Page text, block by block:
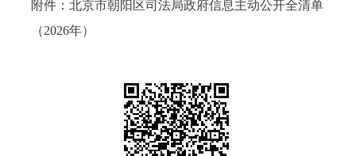
附件： 北京市朝阳区司法局政府信息主动公开全清单
（2026年）